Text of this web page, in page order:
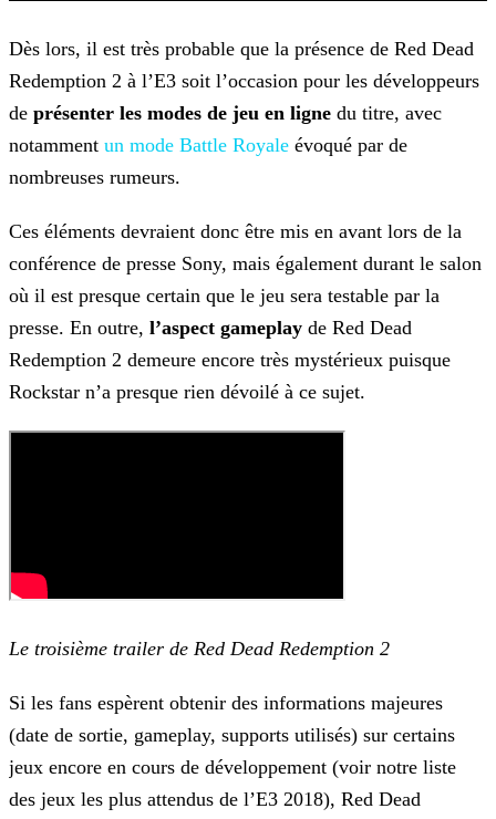
Dès lors, il est très probable que la présence de Red Dead
Redemption 2 à l’E3 soit l’occasion pour les développeurs
de présenter les modes de jeu en ligne du titre, avec
notamment un mode Battle Royale évoqué par de
nombreuses rumeurs.
Ces éléments devraient donc être mis en avant lors de la
conférence de presse Sony, mais également durant le salon
où il est presque certain que le jeu sera testable par la
presse. En outre, l’aspect gameplay de Red Dead
Redemption 2 demeure encore très mystérieux puisque
Rockstar n’a presque rien dévoilé à ce sujet.
Le troisième trailer de Red Dead Redemption 2
Si les fans espèrent obtenir des informations majeures
(date de sortie, gameplay, supports utilisés) sur certains
jeux encore en cours de développement (voir notre liste
des jeux les plus attendus de l’E3 2018), Red Dead